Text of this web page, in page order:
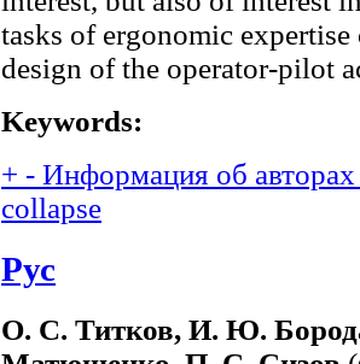
tasks of ergonomic
design of the operator-pilot
Keywords:
+ - Информация об
collapse
Рус
О. С. Титков, И. Ю.